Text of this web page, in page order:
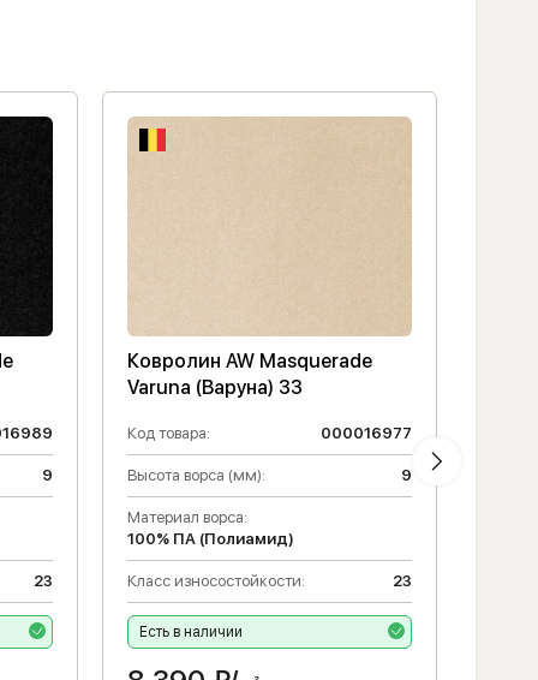
9
23
Ковролин AW Masquerade
Varuna (Варуна) 33
Код товара: 000016977
Высота ворса (мм): 9
Материал ворса:
100% ПА (Полиамид)
Класс износостойкости: 23
Есть в наличии